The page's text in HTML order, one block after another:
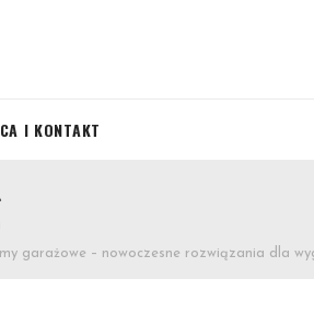
I KONTAKT
garażowe – nowoczesne rozwiązania dla